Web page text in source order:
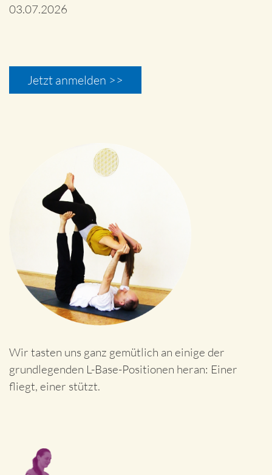
03.07.2026
Jetzt anmelden >>
Wir tasten uns ganz gemütlich an einige der
grundlegenden L-Base-Positionen heran: Einer
fliegt, einer stützt.